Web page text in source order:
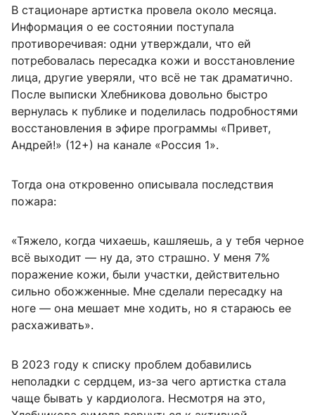
В стационаре артистка провела около месяца.
Информация о ее состоянии поступала
противоречивая: одни утверждали, что ей
потребовалась пересадка кожи и восстановление
лица, другие уверяли, что всё не так драматично.
После выписки Хлебникова довольно быстро
вернулась к публике и поделилась подробностями
восстановления в эфире программы «Привет,
Андрей!» (12+) на канале «Россия 1».
Тогда она откровенно описывала последствия
пожара:
«Тяжело, когда чихаешь, кашляешь, а у тебя черное
всё выходит — ну да, это страшно. У меня 7%
поражение кожи, были участки, действительно
сильно обожженные. Мне сделали пересадку на
ноге — она мешает мне ходить, но я стараюсь ее
расхаживать».
В 2023 году к списку проблем добавились
неполадки с сердцем, из-за чего артистка стала
чаще бывать у кардиолога. Несмотря на это,